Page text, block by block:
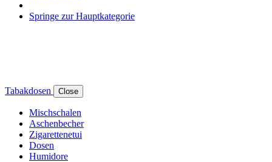
Springe zur Hauptkategorie
Tabakdosen Close
Mischschalen
Aschenbecher
Zigarettenetui
Dosen
Humidore